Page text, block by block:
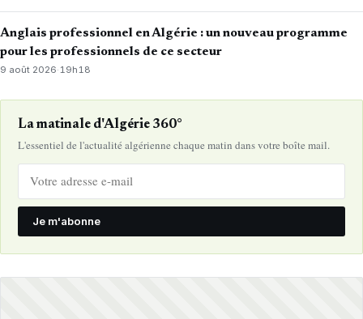
Anglais professionnel en Algérie : un nouveau programme
pour les professionnels de ce secteur
9 août 2026·19h18
La matinale d'Algérie 360°
L'essentiel de l'actualité algérienne chaque matin dans votre boîte mail.
Je m'abonne